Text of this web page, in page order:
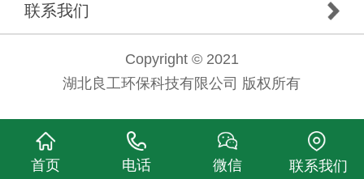
联系我们
Copyright © 2021
湖北良工环保科技有限公司 版权所有
首页 电话 微信 联系我们